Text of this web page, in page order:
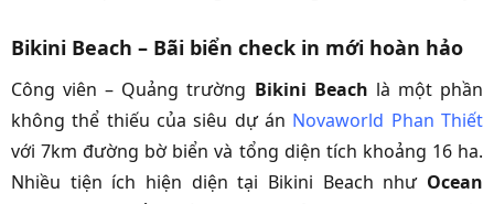
Bikini Beach – Bãi biển check in mới hoàn hảo
Công viên – Quảng trường Bikini Beach là một phần
không thể thiếu của siêu dự án Novaworld Phan Thiết
với 7km đường bờ biển và tổng diện tích khoảng 16 ha.
Nhiều tiện ích hiện diện tại Bikini Beach như Ocean